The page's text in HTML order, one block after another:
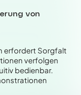
von
erfordert Sorgfalt
verfolgen
bedienbar.